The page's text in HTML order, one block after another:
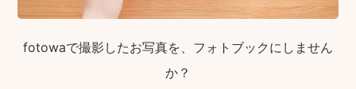
fotowaで撮影したお写真を、フォトブックにしません
か？